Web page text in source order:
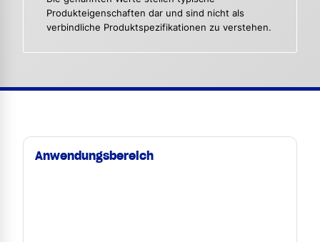
Produkteigenschaften dar und sind nicht als
verbindliche Produktspezifikationen zu verstehen.
Anwendungsbereich